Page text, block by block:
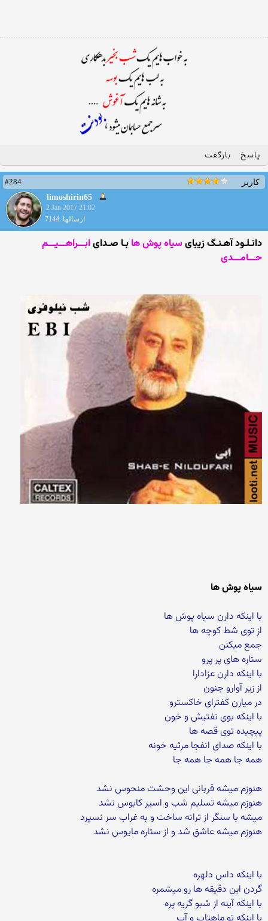
پاسخ بازگفت
کاربر
#284
limoshirin65
2 Jan 2017 21:02
ارسالها: 7144
دانـلـود آهـنـگ زیبایسیاه پوش ها بـا صـدایابـــراهـــیـــم
حـــامـــدی
سیاه پوش ها
با اینکه دارن سیاه پوش ها
از توی شط کوچه ها
جمع میکنن
ستاره های پر پرو
با اینکه دارن عزادارا
از زیر آوارو جنون
در میارن کفترای خاکسترو
با اینکه بوی تفتیش و خون
پیچیده توی قصه ها
با اینکه صدای انفجا مرثیه خونه
همه جا همه جا همه جا
هنوزم میشه قربانی این وحشت منحوس نشد
هنوزم میشه تسلیم شب و اسیر کابوس نشد
میشه با سنگر از ترانه ساخت و به غراب سر نسپرد
هنوزم میشه عاشق شد و از ستاره مایوس نشد
با اینکه داس دلهره
گردن این دقیقه ها رو میشمره
با اینکه آینه از شبو گریه پره